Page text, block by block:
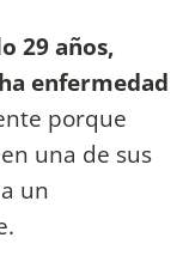
29 años,
enfermedad
porque
una de sus
un